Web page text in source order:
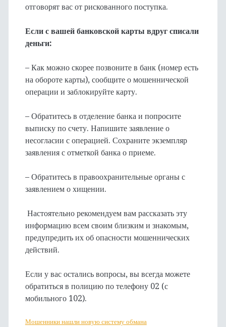
отговорят вас от рискованного поступка.
Если с вашей банковской карты вдруг списали
деньги:
– Как можно скорее позвоните в банк (номер есть
на обороте карты), сообщите о мошеннической
операции и заблокируйте карту.
– Обратитесь в отделение банка и попросите
выписку по счету. Напишите заявление о
несогласии с операцией. Сохраните экземпляр
заявления с отметкой банка о приеме.
– Обратитесь в правоохранительные органы с
заявлением о хищении.
Настоятельно рекомендуем вам рассказать эту
информацию всем своим близким и знакомым,
предупредить их об опасности мошеннических
действий.
Если у вас остались вопросы, вы всегда можете
обратиться в полицию по телефону 02 (с
мобильного 102).
Мошенники нашли новую систему обмана